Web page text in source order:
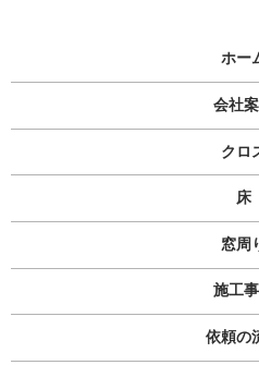
ホー
会社
クロ
床
窓周
施工
依頼の